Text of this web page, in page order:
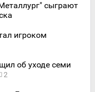
сыграют
игроком
об уходе семи
2